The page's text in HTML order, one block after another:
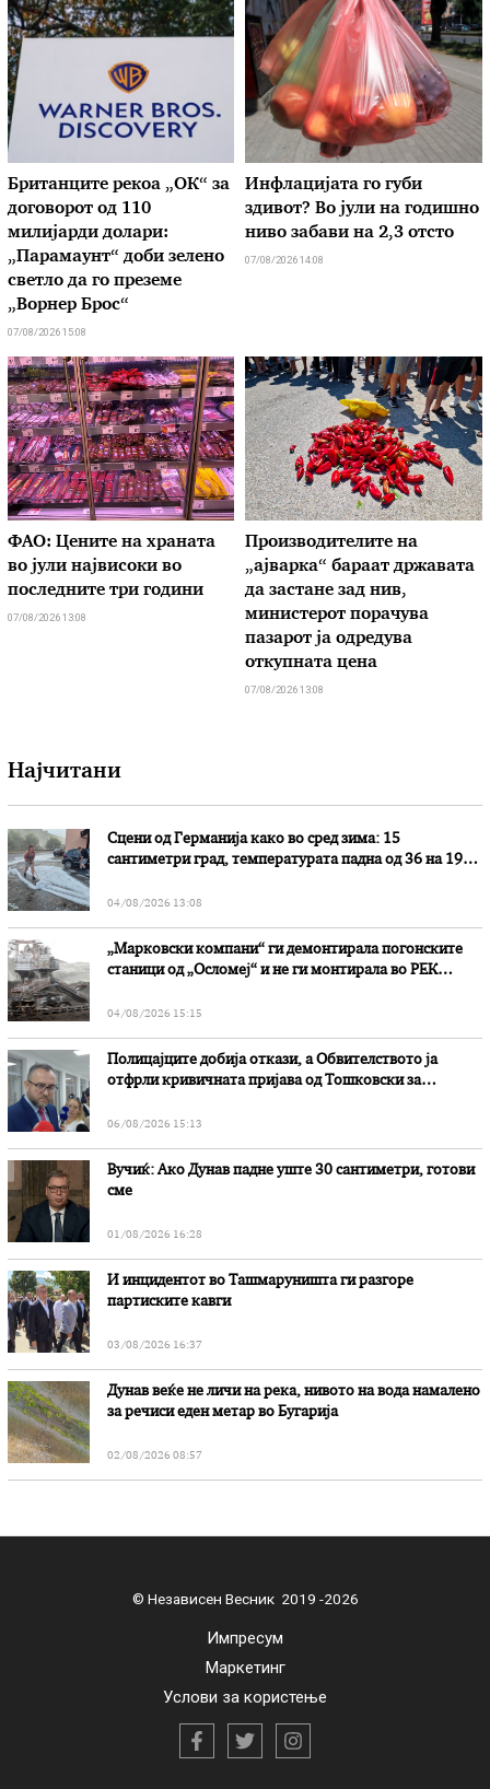
Британците рекоа „ОК“ за
договорот од 110
милијарди долари:
„Парамаунт“ доби зелено
светло да го преземе
„Ворнер Брос“
07/08/2026 15:08
Инфлацијата го губи
здивот? Во јули на годишно
ниво забави на 2,3 отсто
07/08/2026 14:08
ФАО: Цените на храната
во јули највисоки во
последните три години
07/08/2026 13:08
Производителите на
„ајварка“ бараат државата
да застане зад нив,
министерот порачува
пазарот ја одредува
откупната цена
07/08/2026 13:08
Најчитани
Сцени од Германија како во сред зима: 15
сантиметри град, температурата падна од 36 на 19
04/08/2026 13:08
„Марковски компани“ ги демонтирала погонските
станици од „Осломеј“ и не ги монтирала во РЕК
04/08/2026 15:15
Полицајците добија откази, а Обвителството ја
отфрли кривичната пријава од Тошковски за
06/08/2026 15:13
Вучиќ: Ако Дунав падне уште 30 сантиметри, готови
сме
01/08/2026 16:28
И инцидентот во Ташмаруништa ги разгоре
партиските кавги
03/08/2026 16:37
Дунав веќе не личи на река, нивото на вода намалено
за речиси еден метар во Бугарија
02/08/2026 08:57
© Независен Весник 2019 -2026
Импресум
Маркетинг
Услови за користење